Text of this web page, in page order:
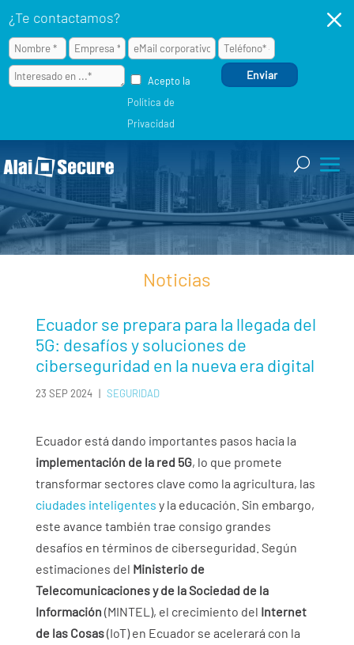
¿Te contactamos?
Acepto la
Política de
Privacidad
M
Noticias
Ecuador se prepara para la llegada del
5G: desafíos y soluciones de
ciberseguridad en la nueva era digital
23 SEP 2024 | SEGURIDAD
Ecuador está dando importantes pasos hacia la
implementación de la red 5G, lo que promete
transformar sectores clave como la agricultura, las
ciudades inteligentes y la educación. Sin embargo,
este avance también trae consigo grandes
desafíos en términos de ciberseguridad. Según
estimaciones del Ministerio de
Telecomunicaciones y de la Sociedad de la
Información (MINTEL), el crecimiento del Internet
de las Cosas(IoT) en Ecuador se acelerará con la